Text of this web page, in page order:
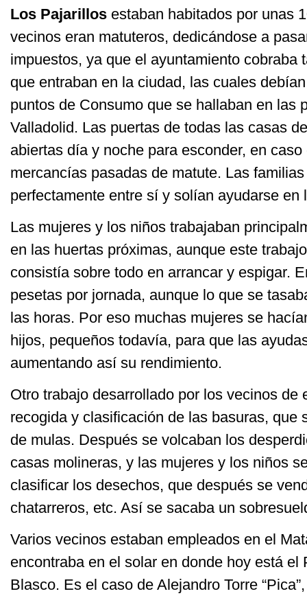
Los Pajarillos estaban habitados por unas
vecinos eran matuteros, dedicándose a
impuestos, ya que el ayuntamiento cobraba
que entraban en la ciudad, las cuales
puntos de Consumo que se hallaban en las
Valladolid. Las puertas de todas las casas
abiertas día y noche para esconder, en
mercancías pasadas de matute. Las
perfectamente entre sí y solían ayudarse en
Las mujeres y los niños trabajaban
en las huertas próximas, aunque este
consistía sobre todo en arrancar y espigar.
pesetas por jornada, aunque lo que se
las horas. Por eso muchas mujeres se
hijos, pequeños todavía, para que las
aumentando así su rendimiento.
Otro trabajo desarrollado por los vecinos de
recogida y clasificación de las basuras, que
de mulas. Después se volcaban los
casas molineras, y las mujeres y los niños
clasificar los desechos, que después se
chatarreros, etc. Así se sacaba un
Varios vecinos estaban empleados en el
encontraba en el solar en donde hoy está el
Blasco. Es el caso de Alejandro Torre